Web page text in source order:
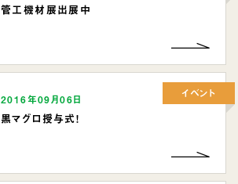
管工機材展出展中
2016年09月06日
黒マグロ授与式！
イベント